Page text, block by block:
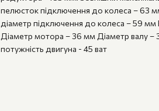
пелюсток підключення до колеса – 63
діаметр підключення до колеса – 59 мм
Діаметр мотора – 36 мм Діаметр валу –
потужність двигуна - 45 ват